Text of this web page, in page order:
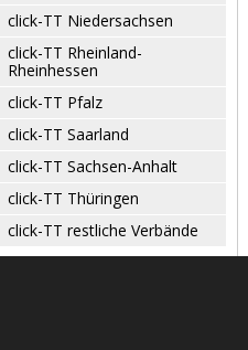
click-TT Niedersachsen
click-TT Rheinland-
Rheinhessen
click-TT Pfalz
click-TT Saarland
click-TT Sachsen-Anhalt
click-TT Thüringen
click-TT restliche Verbände